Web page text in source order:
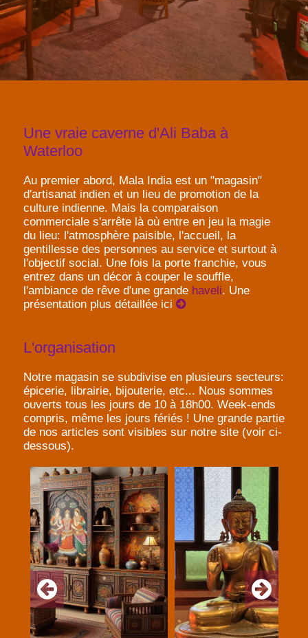
Une vraie caverne d'Ali Baba à
Waterloo
Au premier abord, Mala India est un "magasin"
d'artisanat indien et un lieu de promotion de la
culture indienne. Mais la comparaison
commerciale s'arrête là où entre en jeu la magie
du lieu: l'atmosphère paisible, l'accueil, la
gentillesse des personnes au service et surtout à
l'objectif social. Une fois la porte franchie, vous
entrez dans un décor à couper le souffle,
l'ambiance de rêve d'une grande haveli. Une
présentation plus détaillée ici
L'organisation
Notre magasin se subdivise en plusieurs secteurs:
épicerie, librairie, bijouterie, etc... Nous sommes
ouverts tous les jours de 10 à 18h00. Week-ends
compris, même les jours fériés ! Une grande partie
de nos articles sont visibles sur notre site (voir ci-
dessous).